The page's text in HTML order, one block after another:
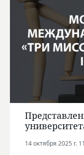
14 октября 2025 г.